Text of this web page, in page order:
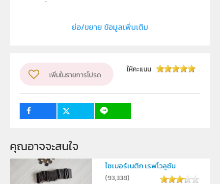
กลุ่มเป้าหมาย
ครู, นักเรียน, บุคคลทั่วไป
ย่อ/ขยาย ข้อมูลเพิ่มเติม
เพิ่มในรายการโปรด
ให้คะแนน
คุณอาจจะสนใจ
ไซเบอร์เนติก เรฟโวลูชัน
(93,338)